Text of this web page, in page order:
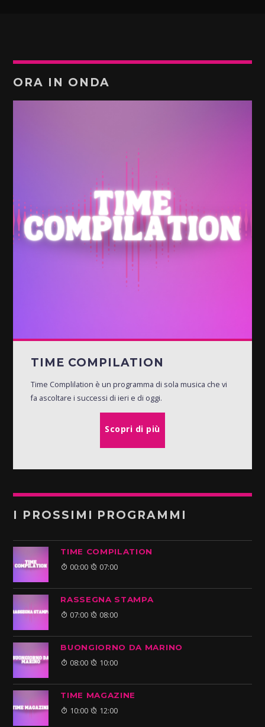
ORA IN ONDA
TIME COMPILATION
Time Complilation è un programma di sola musica che vi
fa ascoltare i successi di ieri e di oggi.
Scopri di più
I PROSSIMI PROGRAMMI
TIME COMPILATION
00:00 07:00
RASSEGNA STAMPA
07:00 08:00
BUONGIORNO DA MARINO
08:00 10:00
TIME MAGAZINE
10:00 12:00